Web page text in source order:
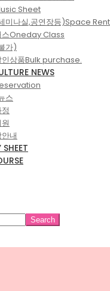
Sheet
미나실,공연장등)Space
Oneday Class
가)
상품Bulk purchase.
NEWS
스
내
SHEET